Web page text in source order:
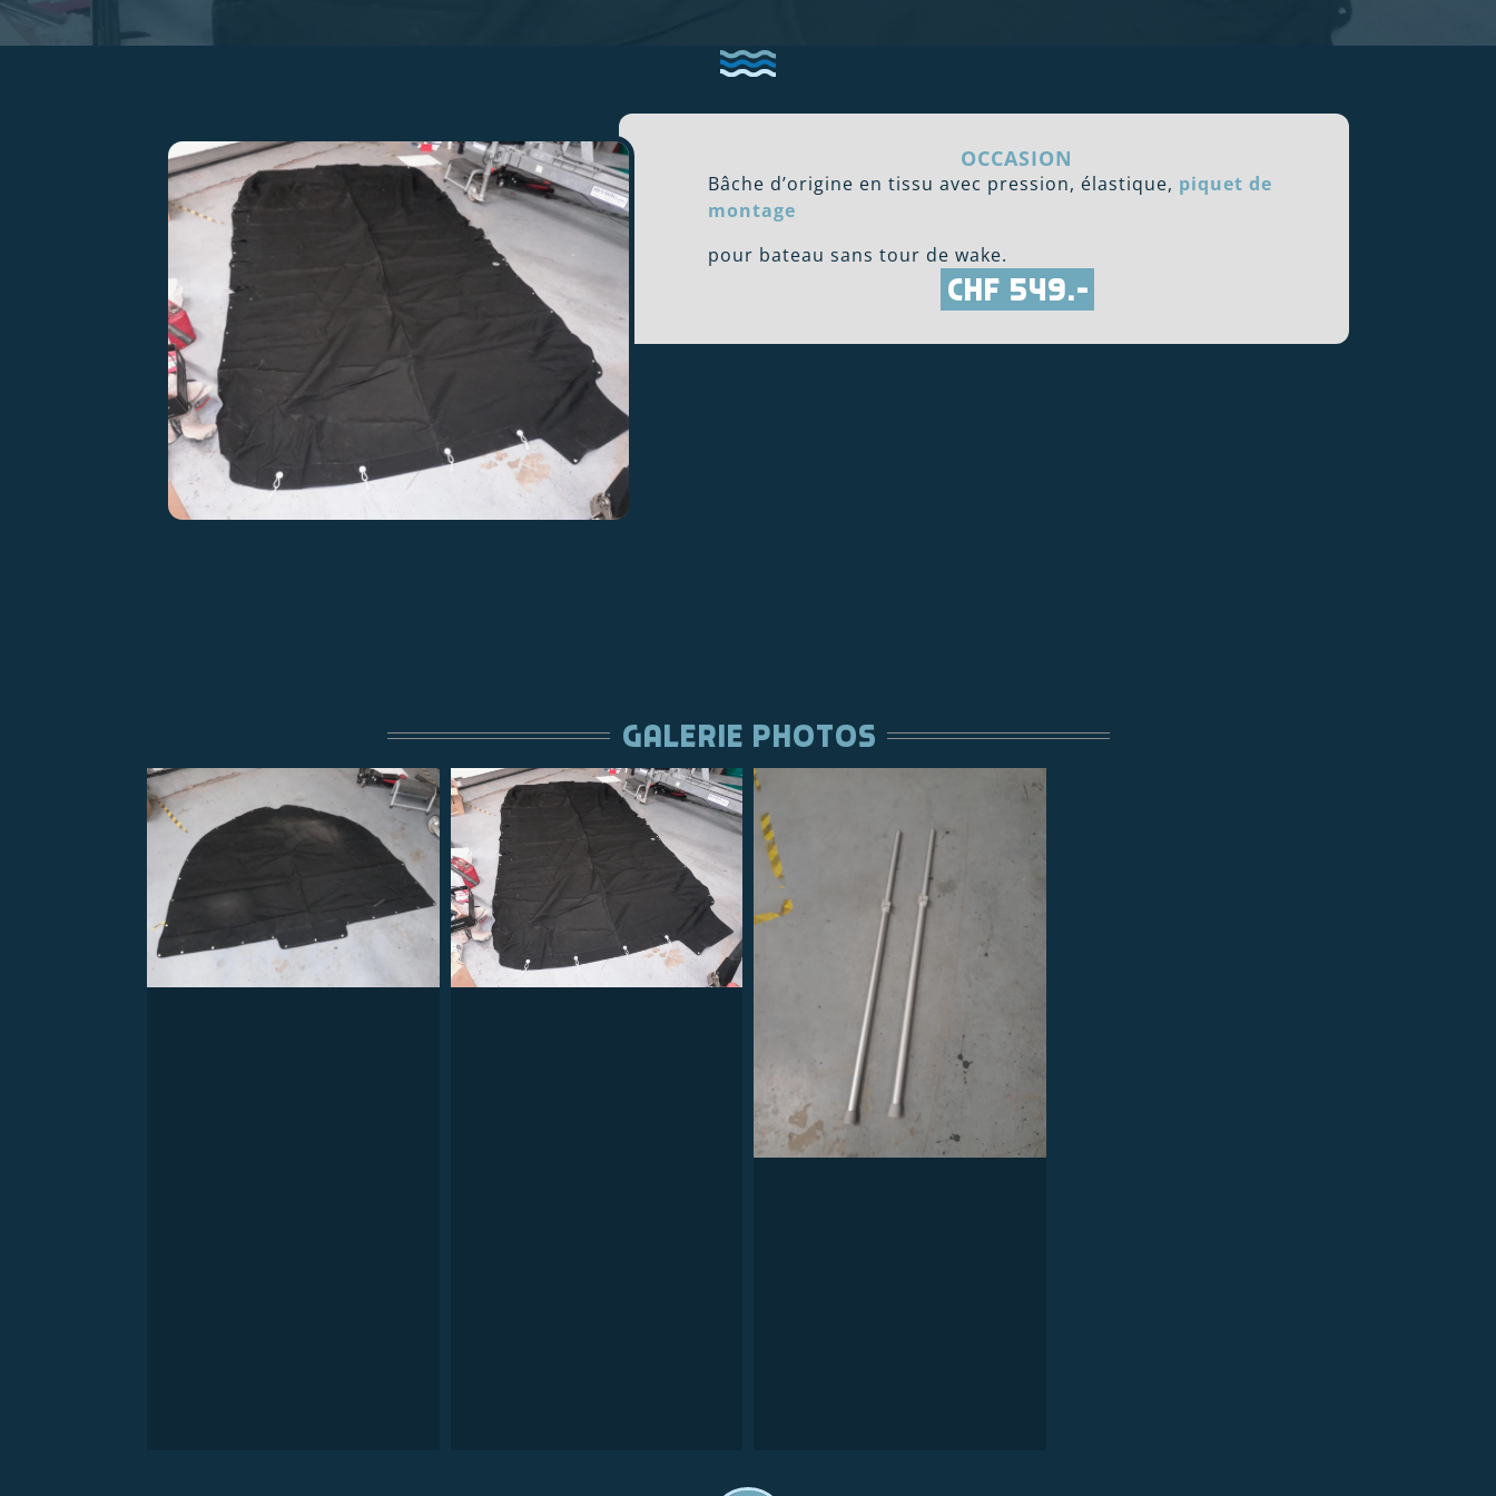
OCCASION
Bâche d’origine en tissu avec pression, élastique, piquet de
montage
pour bateau sans tour de wake.
CHF 549.-
gALERIE PHOTOS